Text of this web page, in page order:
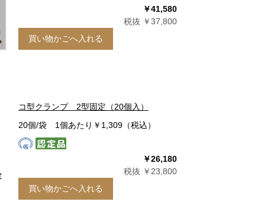
￥41,580
税抜 ￥37,800
買い物かごへ入れる
コ型クランプ 2型固定（20個入）
20個/袋 1個あたり￥1,309（税込）
￥26,180
税抜 ￥23,800
買い物かごへ入れる